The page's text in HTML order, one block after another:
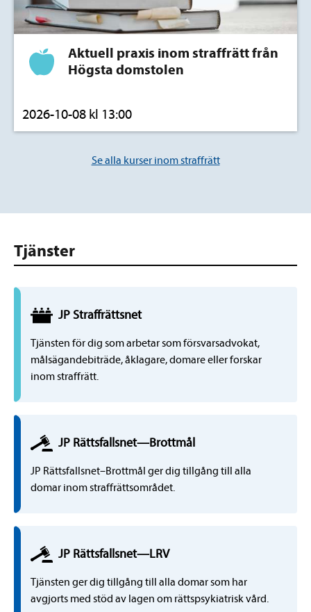
Aktuell praxis inom straffrätt från
Högsta domstolen
2026-10-08 kl 13:00
Se alla kurser inom straffrätt
Tjänster
JPStraffrättsnet
Tjänsten för dig som arbetar som försvarsadvokat,
målsägandebiträde, åklagare, domare eller forskar
inom straffrätt.
JP Rättsfallsnet—Brottmål
JP Rättsfallsnet–Brottmål ger dig tillgång till alla
domar inom straffrättsområdet.
JP Rättsfallsnet—LRV
Tjänsten ger dig tillgång till alla domar som har
avgjorts med stöd av lagen om rättspsykiatrisk vård.